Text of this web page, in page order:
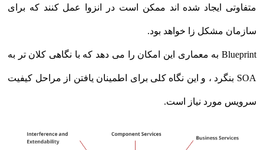
متفاوتی ایجاد شده اند ممکن است در انزوا عمل کنند که برای
سازمان مشکل زا خواهد بود.
Blueprint به معماری این امکان را می دهد که با نگاهی کلان تر به
SOA بنگرد ، و این نگاه کلی برای اطمینان یافتن از مراحل کیفیت
سرویس مورد نیاز است.